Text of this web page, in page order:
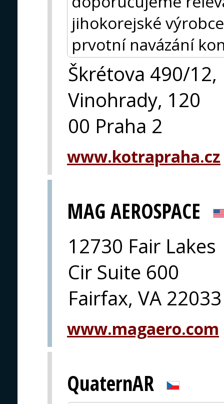
jihokorejské
prvotní navázání
Škrétova 490/12,
Vinohrady, 120
00 Praha 2
www.kotrapraha.cz
MAG AEROSPACE
12730 Fair Lakes
Cir Suite 600
Fairfax, VA 22033
www.magaero.com
QuaternAR